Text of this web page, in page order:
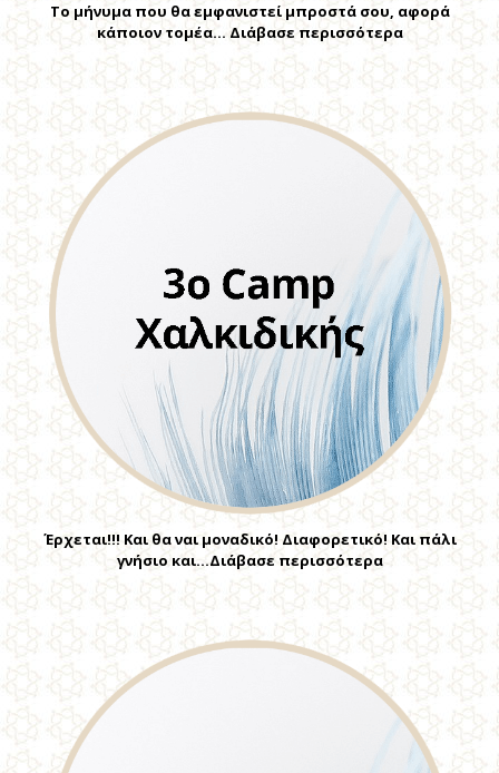
Το μήνυμα που θα εμφανιστεί μπροστά σου, αφορά
κάποιον τομέα… Διάβασε περισσότερα
Έρχεται!!! Και θα ναι μοναδικό! Διαφορετικό! Και πάλι
γνήσιο και…Διάβασε περισσότερα